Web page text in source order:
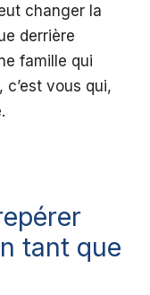
changer la
derrière
famille qui
vous qui,
tant que